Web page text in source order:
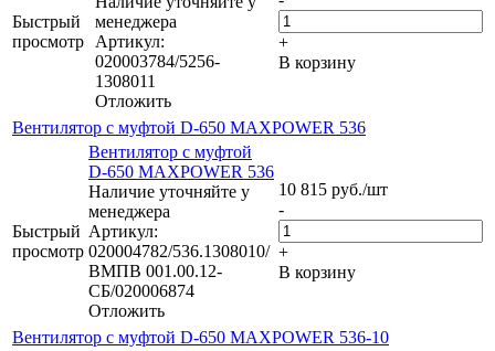
Быстрый
просмотр
менеджера
Артикул:
020003784/5256-
1308011
Отложить
+
В корзину
Вентилятор с муфтой D-650 MAXPOWER 536
Быстрый
просмотр
Вентилятор с муфтой
D-650 MAXPOWER 536
Наличие уточняйте у
менеджера
Артикул:
020004782/536.1308010/
ВМПВ 001.00.12-
СБ/020006874
Отложить
10 815 руб./шт
-
+
В корзину
Вентилятор с муфтой D-650 MAXPOWER 536-10